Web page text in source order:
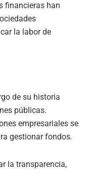
financieras han
la labor de
de su historia
públicas.
empresariales se
gestionar fondos.
la transparencia,